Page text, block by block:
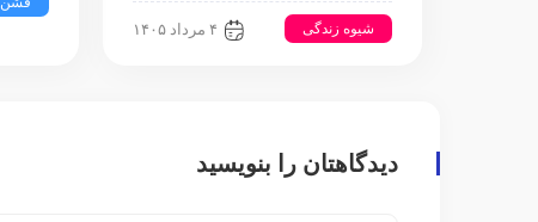
شیوه زندگی ۴ مرداد ۱۴۰۵
دیدگاهتان را بنویسید